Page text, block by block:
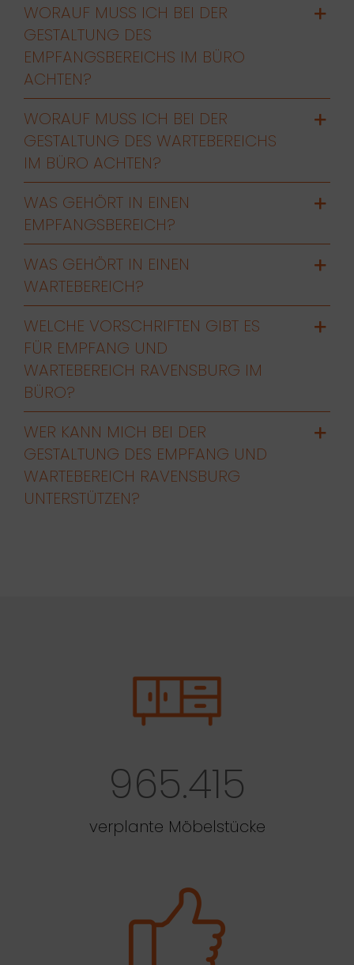
WORAUF MUSS ICH BEI DER
GESTALTUNG DES
EMPFANGSBEREICHS IM BÜRO
ACHTEN?
WORAUF MUSS ICH BEI DER
GESTALTUNG DES WARTEBEREICHS
IM BÜRO ACHTEN?
WAS GEHÖRT IN EINEN
EMPFANGSBEREICH?
WAS GEHÖRT IN EINEN
WARTEBEREICH?
WELCHE VORSCHRIFTEN GIBT ES
FÜR EMPFANG UND
WARTEBEREICH RAVENSBURG IM
BÜRO?
WER KANN MICH BEI DER
GESTALTUNG DES EMPFANG UND
WARTEBEREICH RAVENSBURG
UNTERSTÜTZEN?
965.415
verplante Möbelstücke